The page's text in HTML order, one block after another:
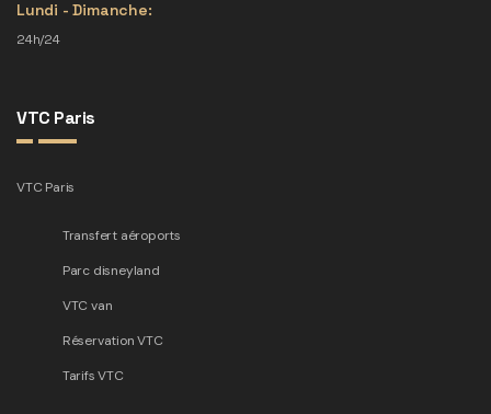
Lundi - Dimanche:
24h/24
VTC Paris
VTC Paris
Transfert aéroports
Parc disneyland
VTC van
Réservation VTC
Tarifs VTC